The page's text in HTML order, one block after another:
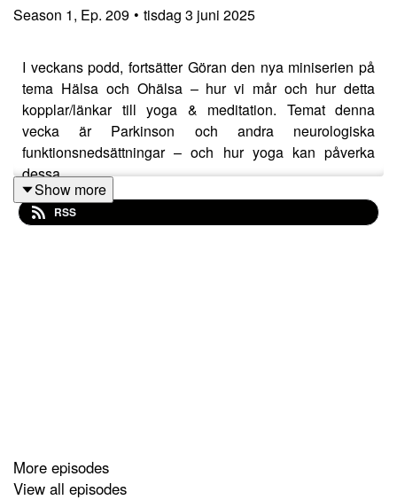
Season 1, Ep. 209 • tisdag 3 juni 2025
I veckans podd, fortsätter Göran den nya miniserien på
tema Hälsa och Ohälsa – hur vi mår och hur detta
kopplar/länkar till yoga & meditation. Temat denna
vecka är Parkinson och andra neurologiska
funktionsnedsättningar – och hur yoga kan påverka
dessa.
Show more
RSS
More episodes
View all episodes